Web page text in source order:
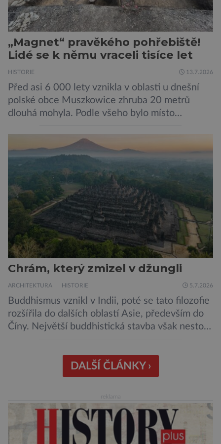
„Magnet“ pravěkého pohřebiště!
Lidé se k němu vraceli tisíce let
HISTORIE 13.7.2026
Před asi 6 000 lety vznikla v oblasti u dnešní
polské obce Muszkowice zhruba 20 metrů
dlouhá mohyla. Podle všeho bylo místo
soudí z dalších, o dost mladších kruhových
mohyl, které se nacházejí v ose té starší. Na
archeologických pracích se podíleli experti ze
Západočeské univerzity v Plzni, […]
Chrám, který zmizel v džungli
ARCHITEKTURA HISTORIE 5.7.2026
Buddhismus vznikl v Indii, poté se tato filozofie
rozšířila do dalších oblastí Asie, především do
Číny. Největší buddhistická stavba však nestojí
ostrově, který patří Indonésii Velkolepý chrám
zvaný Borobudur vznikl někdy kolem roku 800.
DALŠÍ ČLÁNKY ›